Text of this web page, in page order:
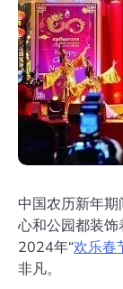
中国农历新年期
心和公园都装
2024年“欢乐春
非凡。